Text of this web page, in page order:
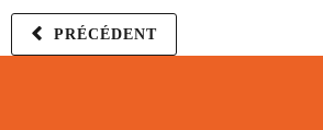
PRÉCÉDENT